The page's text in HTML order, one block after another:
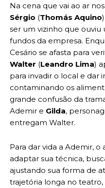
Na cena que vai ao ar
Sérgio (Thomás Aquino
ser um vizinho que
fundos da empresa.
Cesário se afasta para
Walter (Leandro Lima)
para invadir o local e dar
contaminando os
grande confusão da
Ademir e Gilda,
entregam Walter.
Para dar vida a Ademir,
adaptar sua técnica,
ajustando sua forma de
trajetória longa no